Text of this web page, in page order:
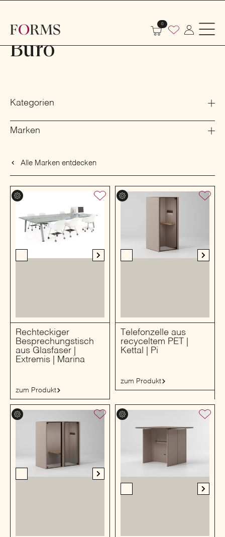
0
Büro
Kategorien
Marken
Alle Marken entdecken
Rechteckiger
Besprechungstisch
aus Glasfaser |
Extremis | Marina
zum Produkt
Telefonzelle aus
recyceltem PET |
Kettal | Pi
zum Produkt